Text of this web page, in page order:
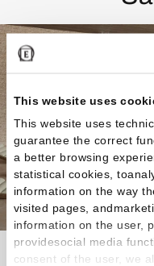
This website uses
This website uses
guarantee the correct
a better browsing
statistical cookies,
information on the way
visited pages,
information on the user,
providesocial media
consent of the user, we
Caracterizada por